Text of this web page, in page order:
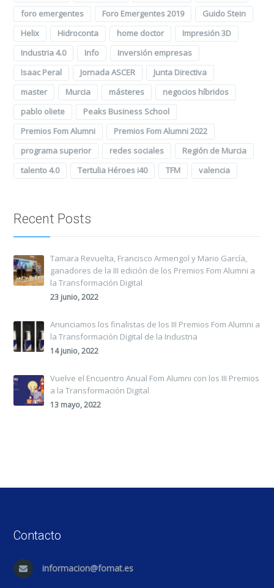
foro emergentes
Foro Emergentes 2019
Guido Stein
Helix
Hidroconta home doctor
Impresión 3D
Industria 4.0
Info
Inversión empresas
Isaac Peral
Jornada ASCER
Junta Directiva
master
Murcia másteres
negocios híbridos
pablo oliete
Peaks Business School
Premios Fom Alumni
Premios Fom Alumni 2022
programa superior
redes sociales
Región de Murcia
talento 4.0
Tertulia Héroes i40 TFM valencia
Recent Posts
Tamara Revuelta, Francisco Armengol y Mario García,
ganadores de la III edición de los Premios Fom Alumni a
la Transformación Digital
23 junio, 2022
Anunciamos los finalistas de los III Premios Fom Alumni a
la Transformación Digital de la Industria
14 junio, 2022
Vuelve el Encuentro Anual Fom Alumni con los III Premios
a la Transformación Digital
13 mayo, 2022
Contacto
informacion@fomat.es